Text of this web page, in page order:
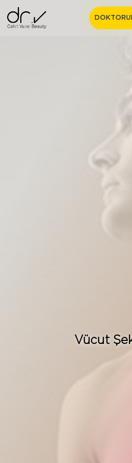
Estetik
Vücut